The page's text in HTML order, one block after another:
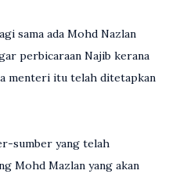
sama ada Mohd Nazlan
perbicaraan Najib kerana
menteri itu telah ditetapkan
sumber yang telah
Mohd Mazlan yang akan